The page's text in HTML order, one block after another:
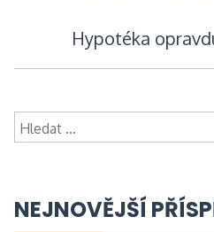
Hypotéka
Vyhledávání
NEJNOVĚJŠÍ